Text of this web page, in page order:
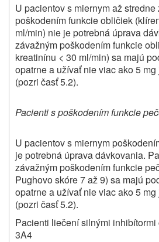
U pacientov s miernym až stredne
poškodením funkcie obličiek
ml/min) nie je potrebná úprava
závažným poškodením funkcie
kreatinínu < 30 ml/min) sa majú
opatrne a užívať nie viac ako 5
(pozri časť 5.2).
Pacienti s poškodením funkcie
U pacientov s miernym
je potrebná úprava dávkovania.
závažným poškodením funkcie
Pughovo skóre 7 až 9) sa majú
opatrne a užívať nie viac ako 5
(pozri časť 5.2).
Pacienti liečení silnými inhibítormi
3A4